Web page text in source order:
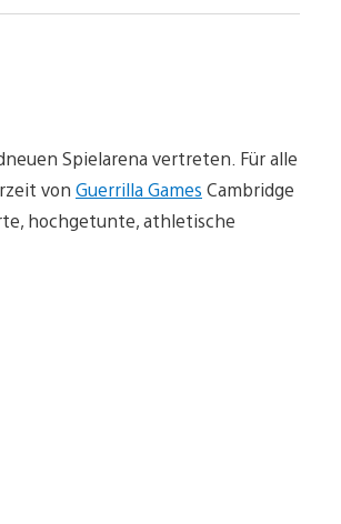
Spielarena vertreten. Für alle
von Guerrilla Games Cambridge
hochgetunte, athletische